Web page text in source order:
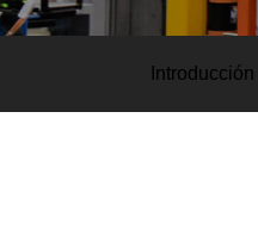
Introducción